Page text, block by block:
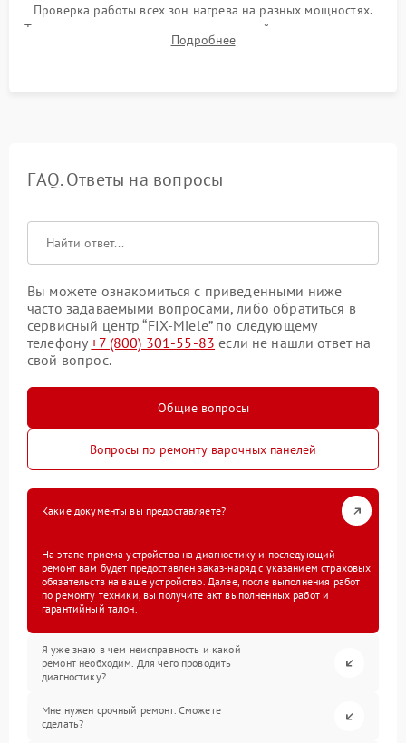
Проверка работы всех зон нагрева на разных мощностях.
Тестирование сенсорного управления, таймера, индикаторов
остаточного тепла и систем защиты от перегрева.
Подробнее
FAQ. Ответы на вопросы
Вы можете ознакомиться с приведенными ниже
часто задаваемыми вопросами, либо обратиться в
сервисный центр “FIX-Miele” по следующему
телефону+7 (800) 301-55-83 если не нашли ответ на
свой вопрос.
Общие вопросы
Вопросы по ремонту варочных панелей
Какие документы вы предоставляете?
На этапе приема устройства на диагностику и последующий
ремонт вам будет предоставлен заказ-наряд с указанием страховых
обязательств на ваше устройство. Далее, после выполнения работ
по ремонту техники, вы получите акт выполненных работ и
гарантийный талон.
Я уже знаю в чем неисправность и какой
ремонт необходим. Для чего проводить
диагностику?
Мне нужен срочный ремонт. Сможете
сделать?